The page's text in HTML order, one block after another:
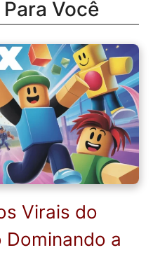
Você
Virais do
Dominando a